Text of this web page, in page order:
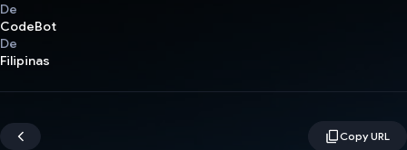
De
CodeBot
De
Filipinas